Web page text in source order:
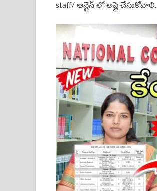
staff/ ఆన్లైన్ లో అప్లై చేసుకోవాలి.